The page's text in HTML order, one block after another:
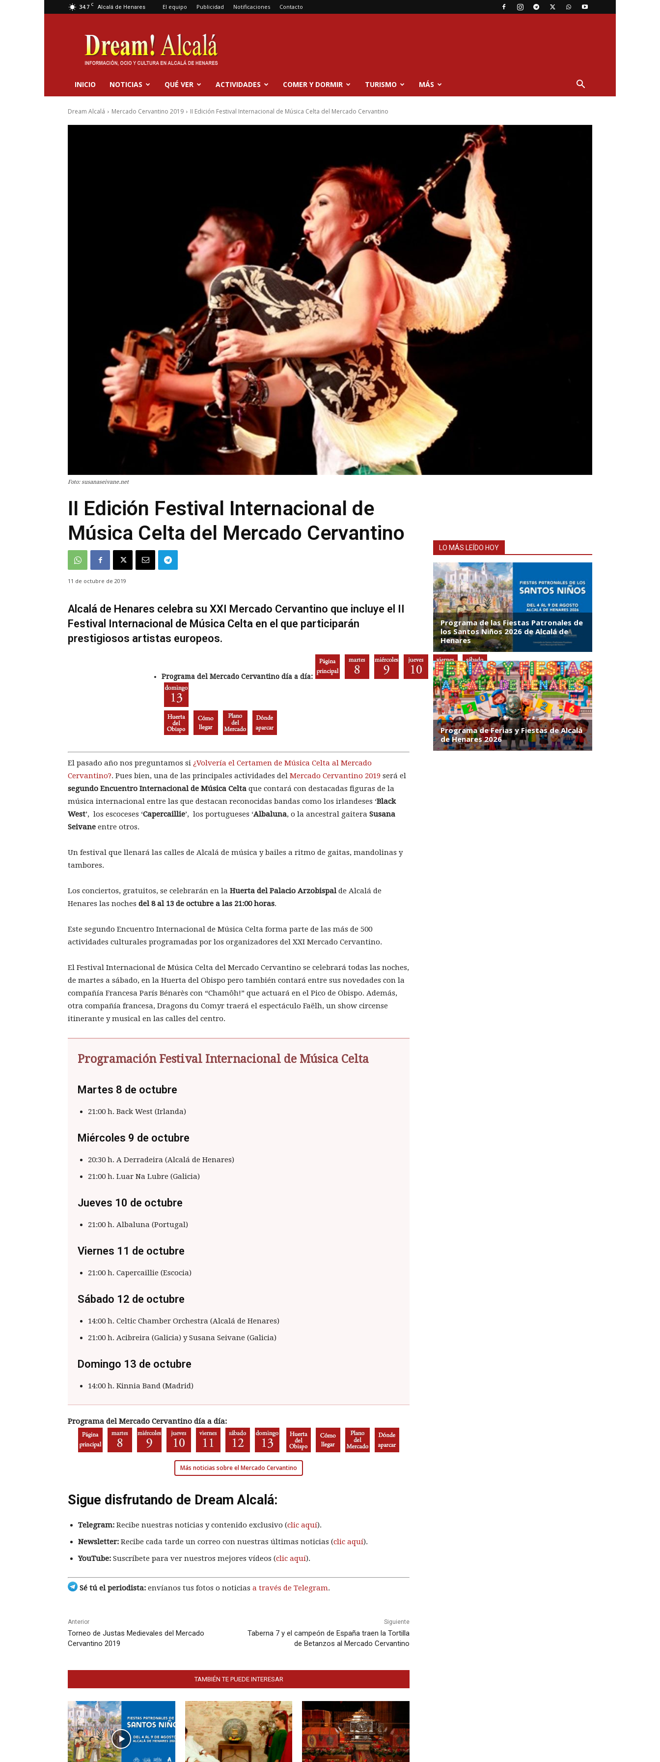
34.7 C Alcalá de Henares El equipo Publicidad Notificaciones Contacto
Dream
Alcalá
INICIO NOTICIAS QUÉ VER ACTIVIDADES COMER Y DORMIR TURISMO MÁS
Dream Alcalá Mercado Cervantino 2019 II Edición Festival Internacional de Música Celta del Mercado Cervantino
Foto: susanaseivane.net
II Edición Festival Internacional de
Música Celta del Mercado Cervantino
11 de octubre de 2019
Alcalá de Henares celebra su XXI Mercado Cervantino que incluye el II
Festival Internacional de Música Celta en el que participarán
prestigiosos artistas europeos.
Programa del Mercado Cervantino día a día:
El pasado año nos preguntamos si ¿Volvería el Certamen de Música Celta al Mercado
Cervantino?. Pues bien, una de las principales actividades del Mercado Cervantino 2019 será el
segundo Encuentro Internacional de Música Celta que contará con destacadas figuras de la
música internacional entre las que destacan reconocidas bandas como los irlandeses ‘Black
West’, los escoceses ‘Capercaillie’, los portugueses ‘Albaluna, o la ancestral gaitera Susana
Seivane entre otros.
Un festival que llenará las calles de Alcalá de música y bailes a ritmo de gaitas, mandolinas y
tambores.
Los conciertos, gratuitos, se celebrarán en la Huerta del Palacio Arzobispal de Alcalá de
Henares las noches del 8 al 13 de octubre a las 21:00 horas.
Este segundo Encuentro Internacional de Música Celta forma parte de las más de 500
actividades culturales programadas por los organizadores del XXI Mercado Cervantino.
El Festival Internacional de Música Celta del Mercado Cervantino se celebrará todas las noches,
de martes a sábado, en la Huerta del Obispo pero también contará entre sus novedades con la
compañía Francesa París Bénarès con “Chamôh!” que actuará en el Pico de Obispo. Además,
otra compañía francesa, Dragons du Comyr traerá el espectáculo Faëlh, un show circense
itinerante y musical en las calles del centro.
Programación Festival Internacional de Música Celta
Martes 8 de octubre
21:00 h. Back West (Irlanda)
Miércoles 9 de octubre
20:30 h. A Derradeira (Alcalá de Henares)
21:00 h. Luar Na Lubre (Galicia)
Jueves 10 de octubre
21:00 h. Albaluna (Portugal)
Viernes 11 de octubre
21:00 h. Capercaillie (Escocia)
Sábado 12 de octubre
14:00 h. Celtic Chamber Orchestra (Alcalá de Henares)
21:00 h. Acibreira (Galicia) y Susana Seivane (Galicia)
Domingo 13 de octubre
14:00 h. Kinnia Band (Madrid)
Programa del Mercado Cervantino día a día:
Más noticias sobre el Mercado Cervantino
Sigue disfrutando de Dream Alcalá:
Telegram: Recibe nuestras noticias y contenido exclusivo (clic aquí).
Newsletter: Recibe cada tarde un correo con nuestras últimas noticias (clic aquí).
YouTube: Suscríbete para ver nuestros mejores vídeos (clic aquí).
Sé tú el periodista: envíanos tus fotos o noticias a través de Telegram.
Anterior
Torneo de Justas Medievales del Mercado
Cervantino 2019
Siguiente
Taberna 7 y el campeón de España traen la Tortilla
de Betanzos al Mercado Cervantino
TAMBIÉN TE PUEDE INTERESAR
LO MÁS LEÍDO HOY